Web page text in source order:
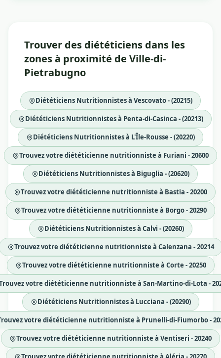
Trouver des diététiciens dans les
zones à proximité de Ville-di-
Pietrabugno
Diététiciens Nutritionnistes à Vescovato - (20215)
Diététiciens Nutritionnistes à Penta-di-Casinca - (20213)
Diététiciens Nutritionnistes à L'Île-Rousse - (20220)
Trouvez votre diététicienne nutritionniste à Furiani - 20600
Diététiciens Nutritionnistes à Biguglia - (20620)
Trouvez votre diététicienne nutritionniste à Bastia - 20200
Trouvez votre diététicienne nutritionniste à Borgo - 20290
Diététiciens Nutritionnistes à Calvi - (20260)
Trouvez votre diététicienne nutritionniste à Calenzana - 20214
Trouvez votre diététicienne nutritionniste à Corte - 20250
votre diététicienne nutritionniste à San-Martino-di-Lota -
Diététiciens Nutritionnistes à Lucciana - (20290)
votre diététicienne nutritionniste à Prunelli-di-Fiumorbo -
Trouvez votre diététicienne nutritionniste à Ventiseri - 20240